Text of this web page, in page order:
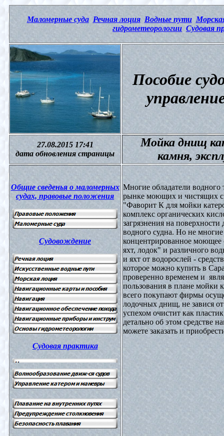
Маломерные суда Речная лоция Водные пути
гидрометеорологии Судовая
Пособие
27.08.2015 17:41
дата обновления страницы
Мойка днищ
камня,
Общие сведенья о маломерных
судах, правовые положения
Судовождение
Судовая практика
Многие обладатели
рынке моющих и чистящих
"Фаворит К для мойки
комплекс органических
загрязнения на
водного судна. Но не
концентрированное
яхт, лодок" и различного
и яхт от водорослей -
которое можно купить в
проверенно временем и
пользования в плане мойки
всего покупают фирмы
лодочных днищ, не завися
успехом очистит как
детально об этом средстве
можете заказать и